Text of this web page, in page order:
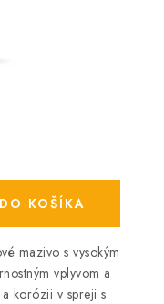
DO KOŠÍKA
mazivo s vysokým
vplyvom a
korózii v spreji s